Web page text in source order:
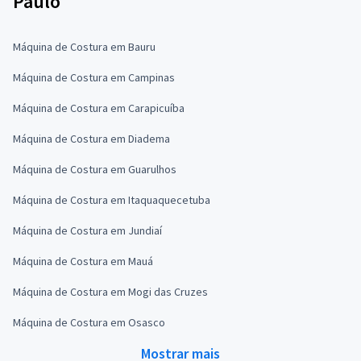
Máquina de Costura em Bauru
Máquina de Costura em Campinas
Máquina de Costura em Carapicuíba
Máquina de Costura em Diadema
Máquina de Costura em Guarulhos
Máquina de Costura em Itaquaquecetuba
Máquina de Costura em Jundiaí
Máquina de Costura em Mauá
Máquina de Costura em Mogi das Cruzes
Máquina de Costura em Osasco
Mostrar mais